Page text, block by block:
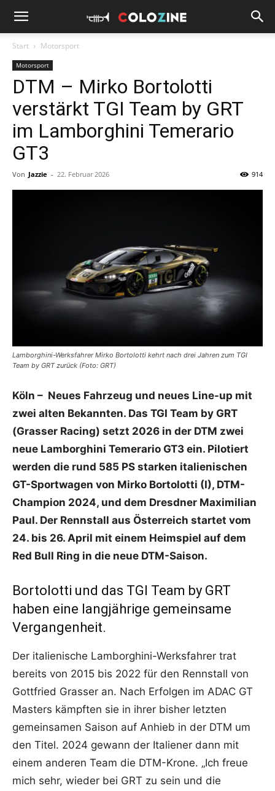
Start Motorsport
Motorsport
DTM – Mirko Bortolotti
verstärkt TGI Team by GRT
im Lamborghini Temerario
GT3
Von Jazzie - 22. Februar 2026 914
Lamborghini-Werksfahrer Mirko Bortolotti kehrt nach drei Jahren zum TGI
Team by GRT zurück (Foto: GRT)
Köln – Neues Fahrzeug und neues Line-up mit
zwei alten Bekannten. Das TGI Team by GRT
(Grasser Racing) setzt 2026 in der DTM zwei
neue Lamborghini Temerario GT3 ein. Pilotiert
werden die rund 585 PS starken italienischen
GT-Sportwagen von Mirko Bortolotti (I), DTM-
Champion 2024, und dem Dresdner Maximilian
Paul. Der Rennstall aus Österreich startet vom
24. bis 26. April mit einem Heimspiel auf dem
Red Bull Ring in die neue DTM-Saison.
Bortolotti und das TGI Team by GRT
haben eine langjährige gemeinsame
Vergangenheit.
Der italienische Lamborghini-Werksfahrer trat
bereits von 2015 bis 2022 für den Rennstall von
Gottfried Grasser an. Nach Erfolgen im ADAC GT
Masters kämpften sie in ihrer bisher letzten
gemeinsamen Saison auf Anhieb in der DTM um
den Titel. 2024 gewann der Italiener dann mit
einem anderen Team die DTM-Krone. „Ich freue
mich sehr, wieder bei GRT zu sein und die